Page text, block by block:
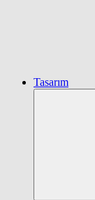
Tasarım